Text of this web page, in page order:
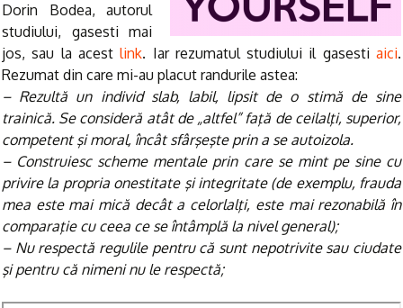
Dorin Bodea, autorul
studiului, gasesti mai
jos, sau la acestlink. Iar rezumatul studiului il gasestiaici.
Rezumat din care mi-au placut randurile astea:
– Rezultă un individ slab, labil, lipsit de o stimă de sine
trainică. Se consideră atât de „altfel” faţă de ceilalţi, superior,
competent şi moral, încât sfârşeşte prin a se autoizola.
– Construiesc scheme mentale prin care se mint pe sine cu
privire la propria onestitate şi integritate (de exemplu, frauda
mea este mai mică decât a celorlalţi, este mai rezonabilă în
comparaţie cu ceea ce se întâmplă la nivel general);
– Nu respectă regulile pentru că sunt nepotrivite sau ciudate
şi pentru că nimeni nu le respectă;